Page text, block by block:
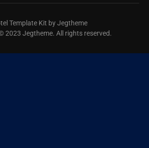
Template Kit by Jegtheme
2023 Jegtheme. All rights reserved.